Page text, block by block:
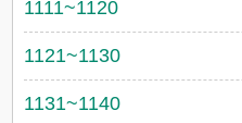
1111~1120
1121~1130
1131~1140